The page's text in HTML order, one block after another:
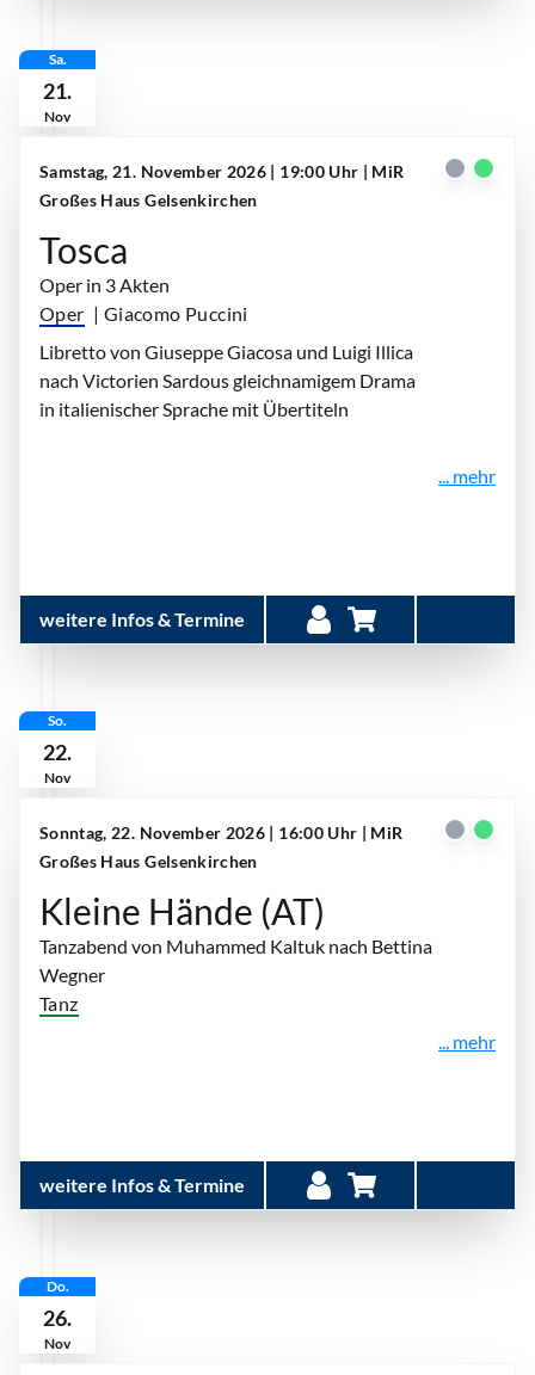
Sa.
21.
Nov
Samstag, 21. November 2026 | 19:00 Uhr | MiR
Großes Haus Gelsenkirchen
Tosca
Oper in 3 Akten
Oper | Giacomo Puccini
Libretto von Giuseppe Giacosa und Luigi Illica
nach Victorien Sardous gleichnamigem Drama
in italienischer Sprache mit Übertiteln
... mehr
weitere Infos & Termine
So.
22.
Nov
Sonntag, 22. November 2026 | 16:00 Uhr | MiR
Großes Haus Gelsenkirchen
Kleine Hände (AT)
Tanzabend von Muhammed Kaltuk nach Bettina
Wegner
Tanz
... mehr
weitere Infos & Termine
Do.
26.
Nov